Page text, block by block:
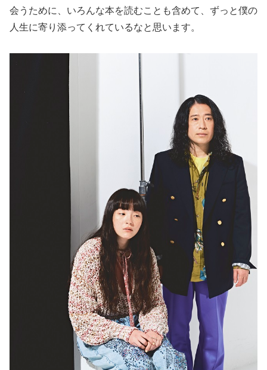
会うために、いろんな本を読むことも含めて、ずっと僕の
人生に寄り添ってくれているなと思います。